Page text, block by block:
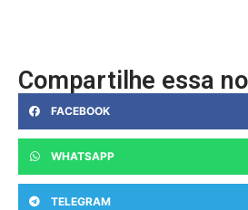
Compartilhe essa
FACEBOOK
WHATSAPP
TELEGRAM